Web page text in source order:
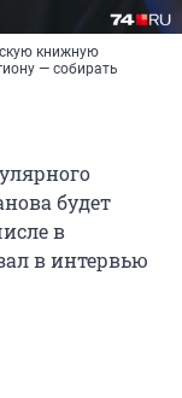
книжную
— собирать
будет
в
в интервью